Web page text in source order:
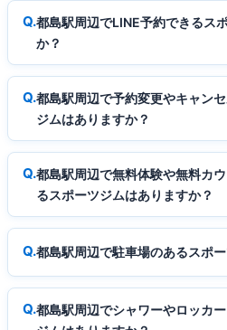
都島駅周辺でLINE予約できるス
か？
都島駅周辺で予約変更やキャン
ジムはありますか？
都島駅周辺で無料体験や無料カ
るスポーツジムはありますか？
都島駅周辺で駐車場のあるスポ
都島駅周辺でシャワーやロッカ